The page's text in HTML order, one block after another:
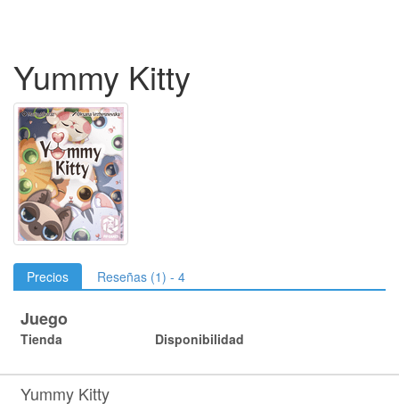
Yummy Kitty
Precios Reseñas (1) - 4
Juego
Tienda Disponibilidad
Yummy Kitty